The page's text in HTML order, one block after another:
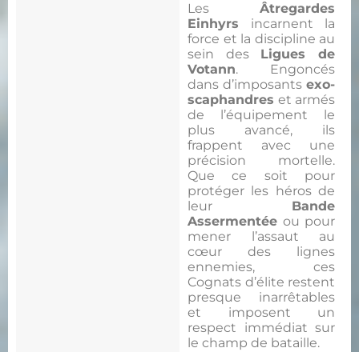
Les Âtregardes
Einhyrs incarnent la
force et la discipline au
sein des Ligues de
Votann. Engoncés
dans d’imposants exo-
scaphandres et armés
de l’équipement le
plus avancé, ils
frappent avec une
précision mortelle.
Que ce soit pour
protéger les héros de
leur Bande
Assermentée ou pour
mener l’assaut au
cœur des lignes
ennemies, ces
Cognats d’élite restent
presque inarrêtables
et imposent un
respect immédiat sur
le champ de bataille.